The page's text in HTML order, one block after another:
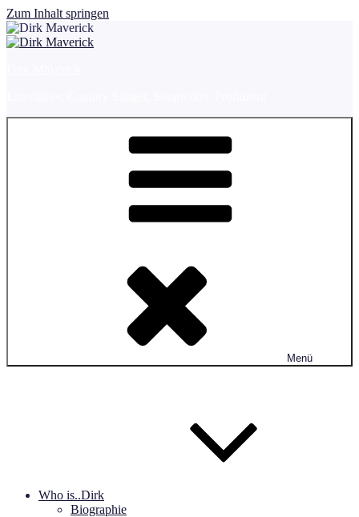
Zum Inhalt springen
Menü
Who is..Dirk
Biographie